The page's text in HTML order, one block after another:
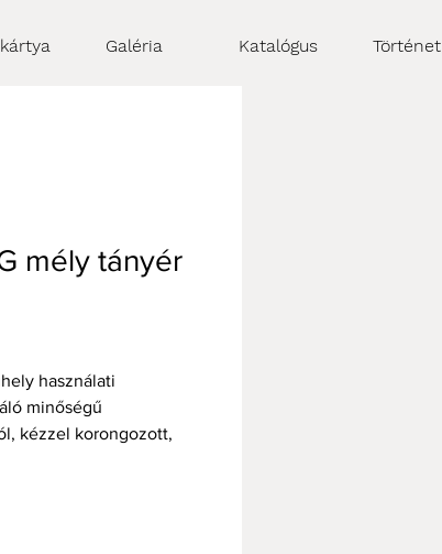
Galéria Katalógus
mély tányér
használati
minőségű
kézzel korongozott,
feszes vonalú